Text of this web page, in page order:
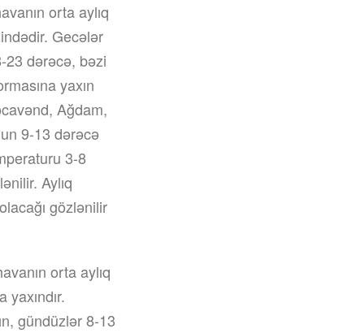
orta aylıq
Gecələr
23 dərəcə, bəzi
yaxın
Ağdam,
9-13 dərəcə
3-8
Aylıq
gözlənilir
orta aylıq
gündüzlər 8-13